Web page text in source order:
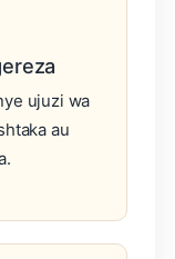
ujuzi wa
au